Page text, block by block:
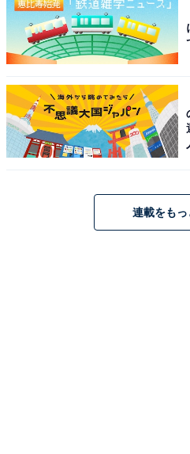
ップ電源 節電 停電対策 防災
PSE認証済 純正弦波 MPPT制
車中泊 キャンプ 防災 非常用電
Amazonで
Jackery「‎JE-1500C」
連載をもっ